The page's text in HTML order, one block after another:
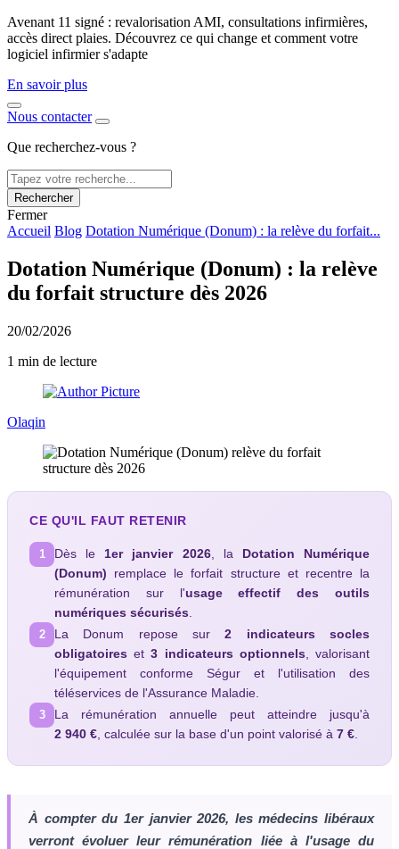
Avenant 11 signé : revalorisation AMI, consultations infirmières,
accès direct plaies. Découvrez ce qui change et comment votre
logiciel infirmier s'adapte
En savoir plus
Nous contacter
Que recherchez-vous ?
Rechercher
Fermer
Accueil Blog Dotation Numérique (Donum) : la relève du forfait...
Dotation Numérique (Donum) : la relève
du forfait structure dès 2026
20/02/2026
1 min de lecture
Olaqin
CE QU'IL FAUT RETENIR
1 Dès le 1er janvier 2026, la Dotation Numérique
(Donum) remplace le forfait structure et recentre la
rémunération sur l'usage effectif des outils
numériques sécurisés
2 La Donum repose sur2 indicateurs socles
obligatoires et3 indicateurs optionnels, valorisant
l'équipement conforme Ségur et l'utilisation des
téléservices de l'Assurance Maladie.
3
La rémunération annuelle peut atteindre jusqu'à
2 940 € , calculée sur la base d'un point valorisé à 7 €
À compter du 1er janvier 2026, les médecins libéraux
verront évoluer leur rémunération liée à l'usage du